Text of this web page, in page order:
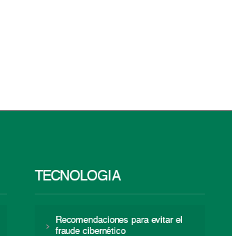
TECNOLOGÍA
Recomendaciones para evitar el
fraude cibernético